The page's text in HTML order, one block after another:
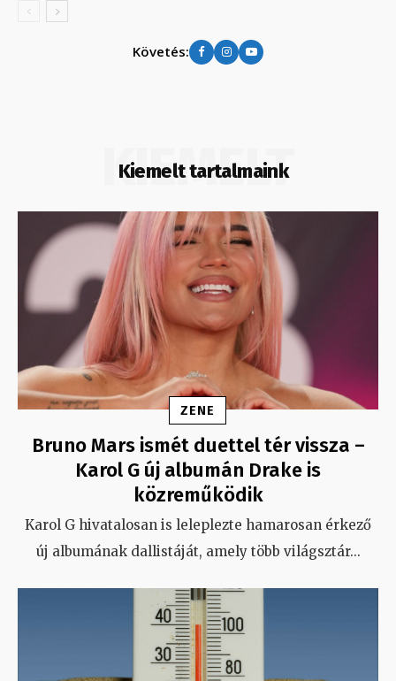
Követés:
Kiemelt tartalmaink
KIEMELT
ZENE
Bruno Mars ismét duettel tér vissza –
Karol G új albumán Drake is
közreműködik
Karol G hivatalosan is leleplezte hamarosan érkező
új albumának dallistáját, amely több világsztár...